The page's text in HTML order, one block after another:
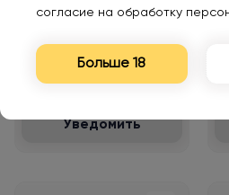
Газ NIKA Баллон 520 мл
150₽
Уведомить
согласие на обработку
Больше 18